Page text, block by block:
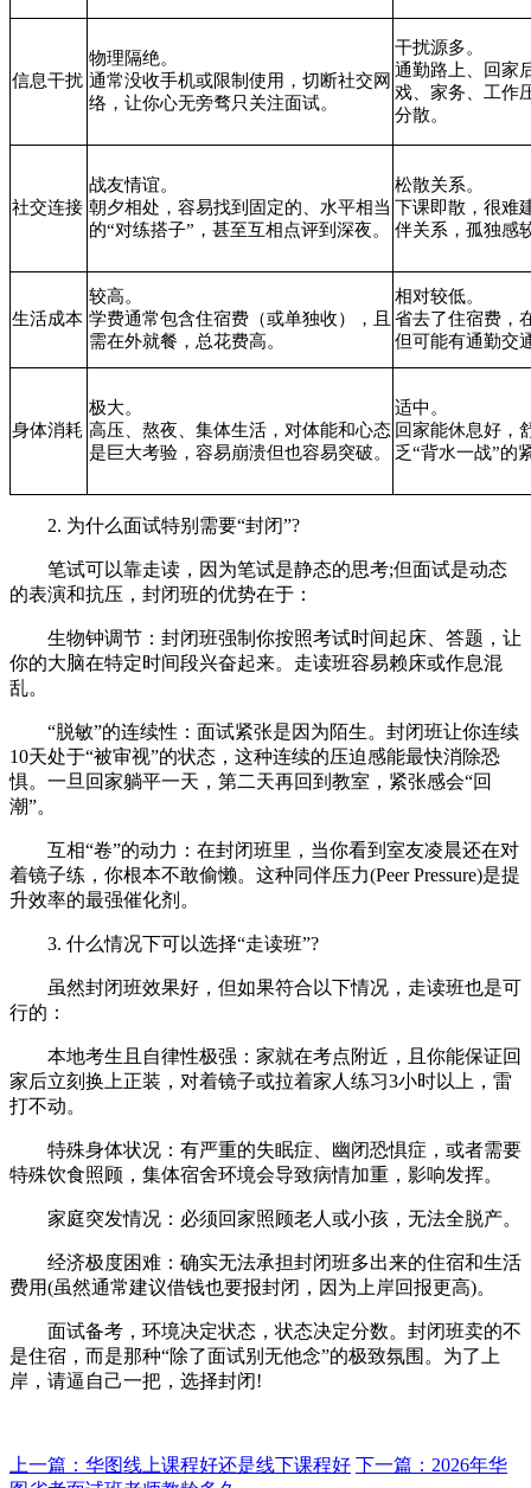
信息干扰
物理隔绝。
通常没收手机或限制使用，切断社交网
络，让你心无旁骛只关注面试。
干扰源多。
通勤路上、回家
戏、家务、工作
分散。
社交连接
战友情谊。
朝夕相处，容易找到固定的、水平相当
的“对练搭子”，甚至互相点评到深夜。
松散关系。
下课即散，很难
伴关系，孤独感
生活成本
较高。
学费通常包含住宿费（或单独收），且
需在外就餐，总花费高。
相对较低。
省去了住宿费，
但可能有通勤交
身体消耗
极大。
高压、熬夜、集体生活，对体能和心态
是巨大考验，容易崩溃但也容易突破。
适中。
回家能休息好，
乏“背水一战”的
2. 为什么面试特别需要“封闭”?
笔试可以靠走读，因为笔试是静态的思考;但面试是动态
的表演和抗压，封闭班的优势在于：
生物钟调节：封闭班强制你按照考试时间起床、答题，让
你的大脑在特定时间段兴奋起来。走读班容易赖床或作息混
乱。
“脱敏”的连续性：面试紧张是因为陌生。封闭班让你连续
10天处于“被审视”的状态，这种连续的压迫感能最快消除恐
惧。一旦回家躺平一天，第二天再回到教室，紧张感会“回
潮”。
互相“卷”的动力：在封闭班里，当你看到室友凌晨还在对
着镜子练，你根本不敢偷懒。这种同伴压力(Peer Pressure)是提
升效率的最强催化剂。
3. 什么情况下可以选择“走读班”?
虽然封闭班效果好，但如果符合以下情况，走读班也是可
行的：
本地考生且自律性极强：家就在考点附近，且你能保证回
家后立刻换上正装，对着镜子或拉着家人练习3小时以上，雷
打不动。
特殊身体状况：有严重的失眠症、幽闭恐惧症，或者需要
特殊饮食照顾，集体宿舍环境会导致病情加重，影响发挥。
家庭突发情况：必须回家照顾老人或小孩，无法全脱产。
经济极度困难：确实无法承担封闭班多出来的住宿和生活
费用(虽然通常建议借钱也要报封闭，因为上岸回报更高)。
面试备考，环境决定状态，状态决定分数。封闭班卖的不
是住宿，而是那种“除了面试别无他念”的极致氛围。为了上
岸，请逼自己一把，选择封闭!
上一篇：华图线上课程好还是线下课程好 下一篇：2026年华